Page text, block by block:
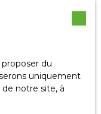
du
uniquement
notre site, à